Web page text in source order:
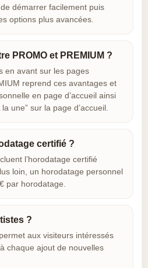
démarrer facilement puis
options plus avancées.
PROMO et PREMIUM ?
en avant sur les pages
reprend ces avantages et
en page d’accueil ainsi
une” sur la page d’accueil.
certifié ?
l’horodatage certifié
loin, un horodatage personnel
par horodatage.
?
aux visiteurs intéressés
chaque ajout de nouvelles